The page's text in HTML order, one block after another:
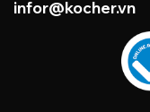
infor@kocher.vn